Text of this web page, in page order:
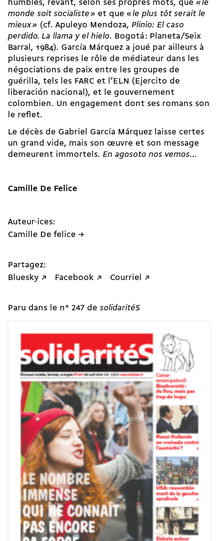
humbles, rêvant, selon ses propres mots, que «le
monde soit socialiste» et que «le plus tôt serait le
mieux» (cf. Apuleyo Mendoza, Plinio: El caso
perdido. La llama y el hielo. Bogotá : Planeta/Seix
Barral, 1984). García Márquez a joué par ailleurs à
plusieurs reprises le rôle de médiateur dans les
négociations de paix entre les groupes de
guérilla, tels les FARC et l’ELN (Ejercito de
liberación nacional), et le gouvernement
colombien. Un engagement dont ses romans son
le reflet.
Le décès de Gabriel García Márquez laisse certes
un grand vide, mais son œuvre et son message
demeurent immortels. En agosoto nos vemos…
Camille De Felice
Auteur·ices:
Camille De felice →
Partagez:
Bluesky ↗
Facebook ↗ Courriel ↗
Paru dans le n° 247 de solidaritéS